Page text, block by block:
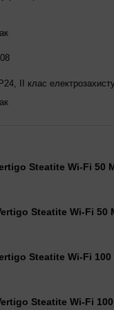
IP24, II клас електрозахисту
Steatite Wi-Fi 50
Steatite Wi-Fi 50
Steatite Wi-Fi 100
Steatite Wi-Fi 100